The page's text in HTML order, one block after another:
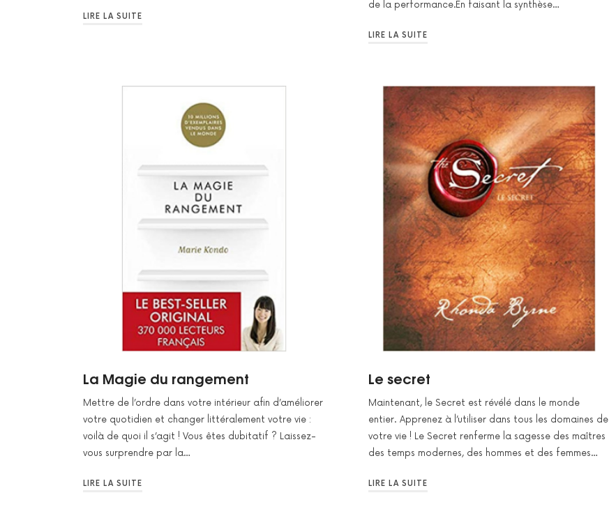
LIRE LA SUITE
de la performance.En faisant la synthèse…
LIRE LA SUITE
La Magie du rangement
Mettre de l’ordre dans votre intérieur afin d’améliorer
votre quotidien et changer littéralement votre vie :
voilà de quoi il s’agit ! Vous êtes dubitatif ? Laissez-
vous surprendre par la…
LIRE LA SUITE
Le secret
Maintenant, le Secret est révélé dans le monde
entier. Apprenez à l’utiliser dans tous les domaines de
votre vie ! Le Secret renferme la sagesse des maîtres
des temps modernes, des hommes et des femmes…
LIRE LA SUITE